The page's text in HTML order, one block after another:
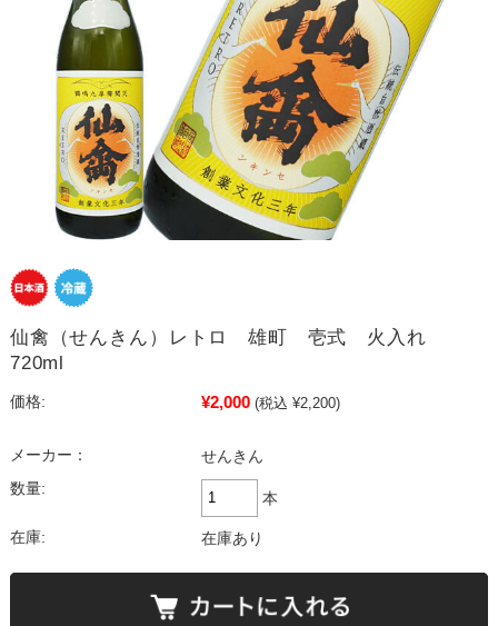
仙禽（せんきん）レトロ 雄町 壱式 火入れ
720ml
価格: ¥2,000 (税込 ¥2,200)
メーカー：
せんきん
数量:
本
在庫: 在庫あり